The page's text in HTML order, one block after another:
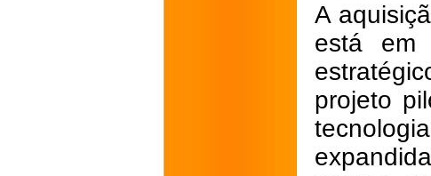
A
está em
projeto